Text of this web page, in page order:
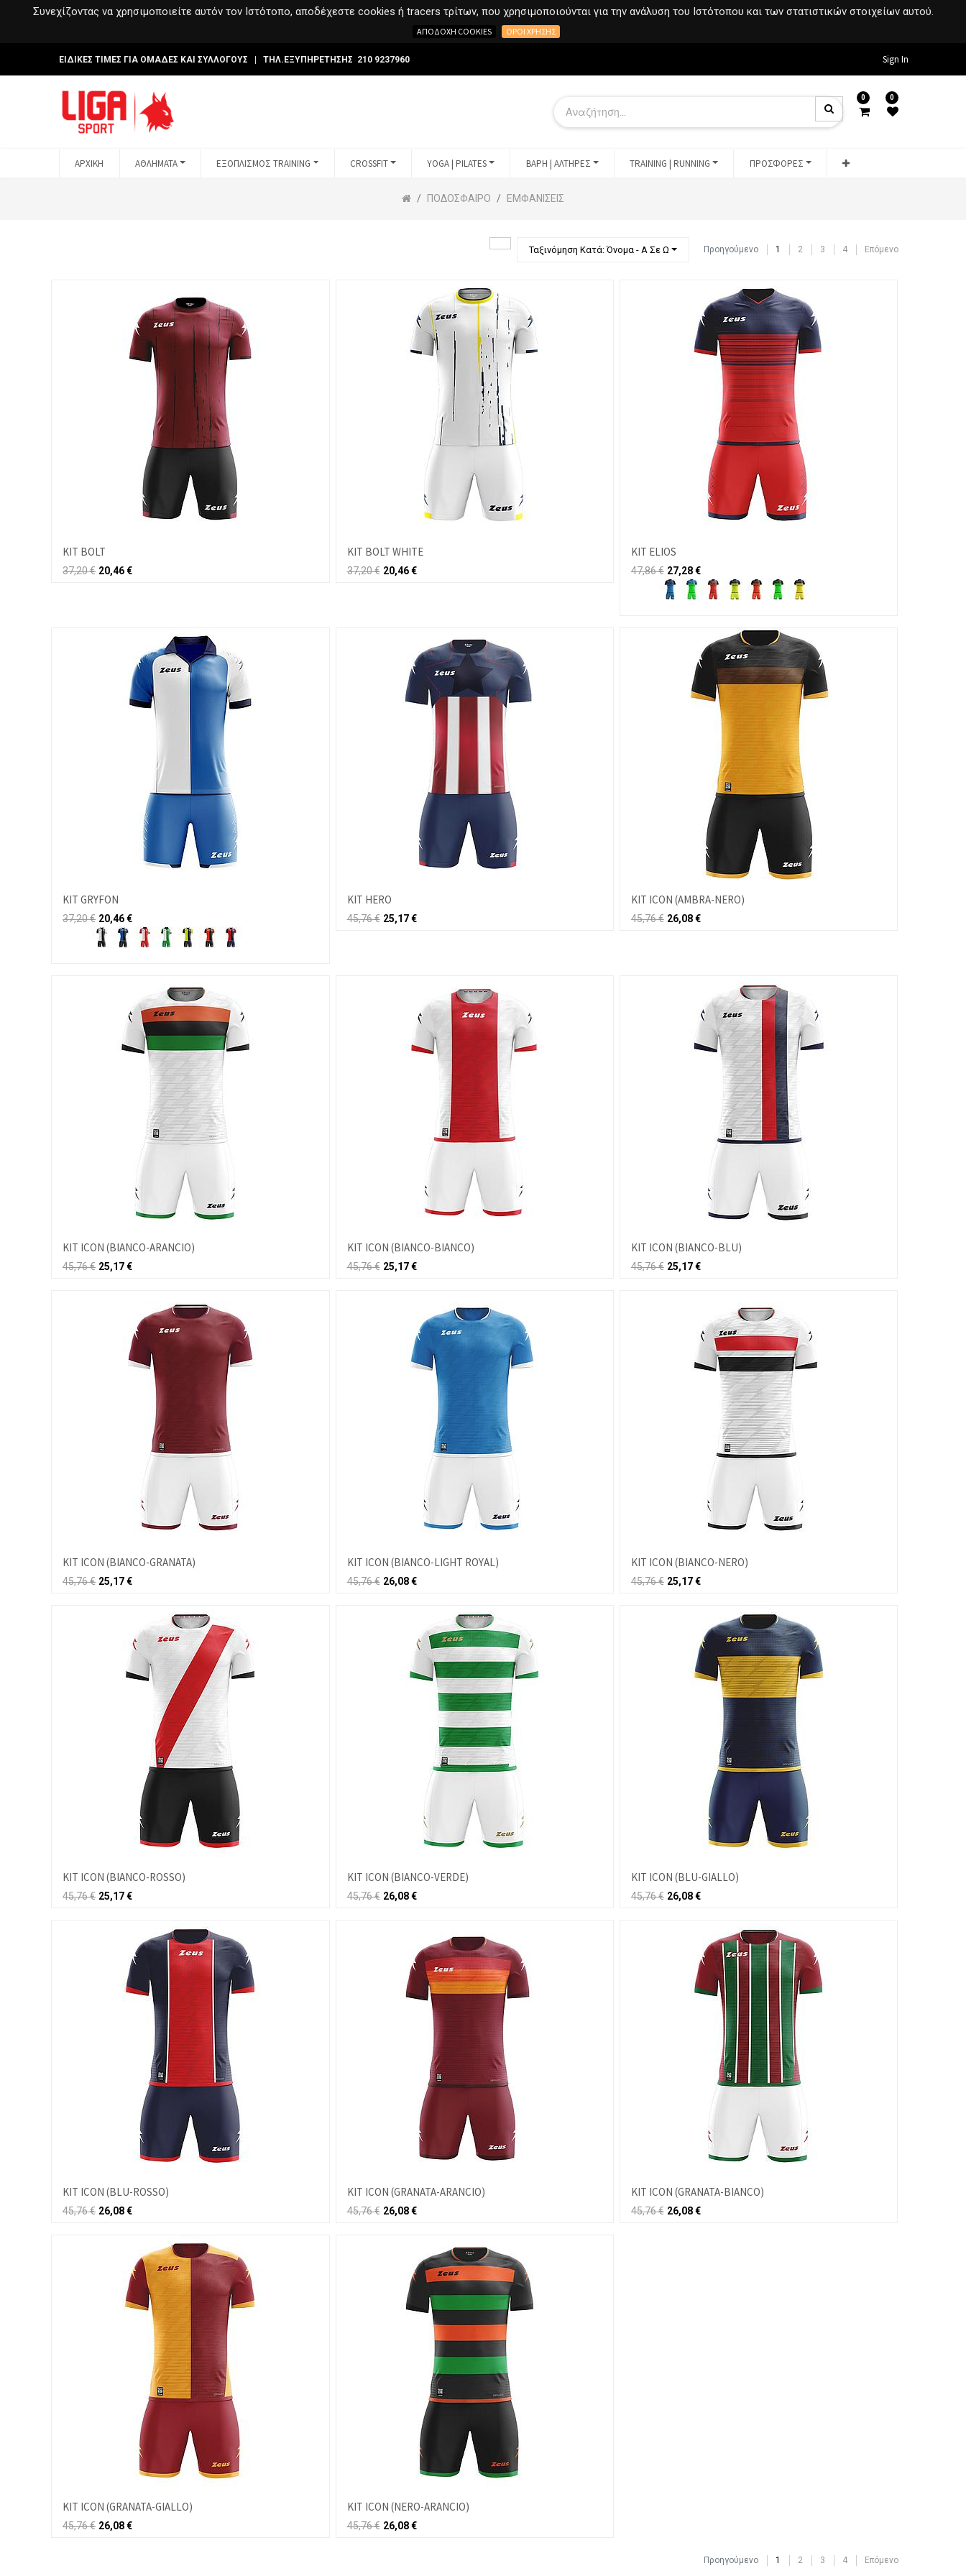
Συνεχίζοντας να χρησιμοποιείτε αυτόν τον Ιστότοπο, αποδέχεστε cookies ή tracers τρίτων, που χρησιμοποιούνται για την ανάλυση του Ιστότοπου και των στατιστικών στοιχείων αυτού.
ΑΠΟΔΟΧΉ COOKIES ΌΡΟΙ ΧΡΉΣΗΣ
ΕΙΔΙΚΕΣ ΤΙΜΕΣ ΓΙΑ ΟΜΑΔΕΣ ΚΑΙ ΣΥΛΛΟΓΟΥΣ | ΤΗΛ.ΕΞΥΠΗΡΕΤΗΣΗΣ 210 9237960 Sign In
0 0
ΑΡΧΙΚΗ ΑΘΛΗΜΑΤΑ ΕΞΟΠΛΙΣΜΟΣ TRAINING CROSSFIT YOGA | PILATES ΒΑΡΗ | ΑΛΤΗΡΕΣ TRAINING | RUNNING ΠΡΟΣΦΟΡΕΣ
ΠΟΔΟΣΦΑΙΡΟ ΕΜΦΑΝΙΣΕΙΣ
Προηγούμενο 1 2 3 4 Επόμενο
Ταξινόμηση Κατά: Όνομα - Α Σε Ω
KIT BOLT
37,20€ 20,46€
KIT BOLT WHITE
37,20€ 20,46€
KIT ELIOS
47,86€ 27,28€
KIT GRYFON
37,20€ 20,46€
KIT HERO
45,76€ 25,17€
KIT ICON (AMBRA-NERO)
45,76€ 26,08€
KIT ICON (BIANCO-ARANCIO)
45,76€ 25,17€
KIT ICON (BIANCO-BIANCO)
45,76€ 25,17€
KIT ICON (BIANCO-BLU)
45,76€ 25,17€
KIT ICON (BIANCO-GRANATA)
45,76€ 25,17€
KIT ICON (BIANCO-LIGHT ROYAL)
45,76€ 26,08€
KIT ICON (BIANCO-NERO)
45,76€ 25,17€
KIT ICON (BIANCO-ROSSO)
45,76€ 25,17€
KIT ICON (BIANCO-VERDE)
45,76€ 26,08€
KIT ICON (BLU-GIALLO)
45,76€ 26,08€
KIT ICON (BLU-ROSSO)
45,76€ 26,08€
KIT ICON (GRANATA-ARANCIO)
45,76€ 26,08€
KIT ICON (GRANATA-BIANCO)
45,76€ 26,08€
KIT ICON (GRANATA-GIALLO)
45,76€ 26,08€
KIT ICON (NERO-ARANCIO)
45,76€ 26,08€
Προηγούμενο 1 2 3 4 Επόμενο